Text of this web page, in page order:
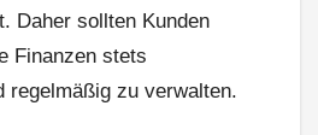
Daher sollten Kunden
Finanzen stets
regelmäßig zu verwalten.